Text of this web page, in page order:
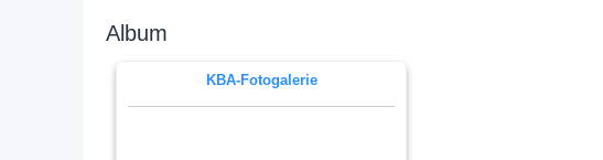
Album
KBA-Fotogalerie